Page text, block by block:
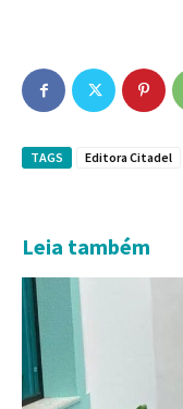
TAGS Editora Citadel
Leia também